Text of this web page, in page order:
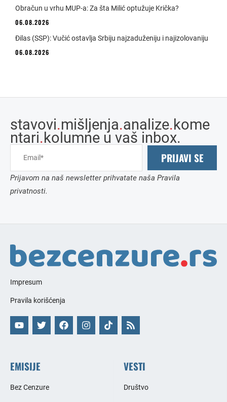
Obračun u vrhu MUP-a: Za šta Milić optužuje Krička?
06.08.2026
Đilas (SSP): Vučić ostavlja Srbiju najzaduženiju i najizolovaniju
06.08.2026
stavovi.mišljenja.analize.kome
ntari.kolumne u vaš inbox.
PRIJAVI SE
Prijavom na naš newsletter prihvatate naša Pravila
privatnosti.
Impresum
Pravila korišćenja
EMISIJE
Bez Cenzure
VESTI
Društvo